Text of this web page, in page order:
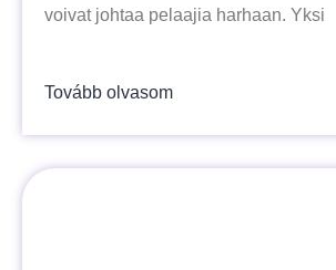
voivat johtaa pelaajia harhaan. Yksi
Tovább olvasom